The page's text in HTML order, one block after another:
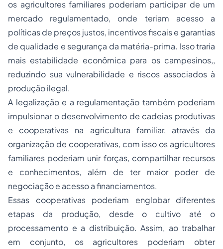
os agricultores familiares poderiam participar de um
mercado regulamentado, onde teriam acesso a
políticas de preços justos, incentivos fiscais e garantias
de qualidade e segurança da matéria-prima. Isso traria
mais estabilidade econômica para os campesinos,,
reduzindo sua vulnerabilidade e riscos associados à
produção ilegal.
A legalização e a regulamentação também poderiam
impulsionar o desenvolvimento de cadeias produtivas
e cooperativas na agricultura familiar, através da
organização de cooperativas, com isso os agricultores
familiares poderiam unir forças, compartilhar recursos
e conhecimentos, além de ter maior poder de
negociação e acesso a financiamentos.
Essas cooperativas poderiam englobar diferentes
etapas da produção, desde o cultivo até o
processamento e a distribuição. Assim, ao trabalhar
em conjunto, os agricultores poderiam obter